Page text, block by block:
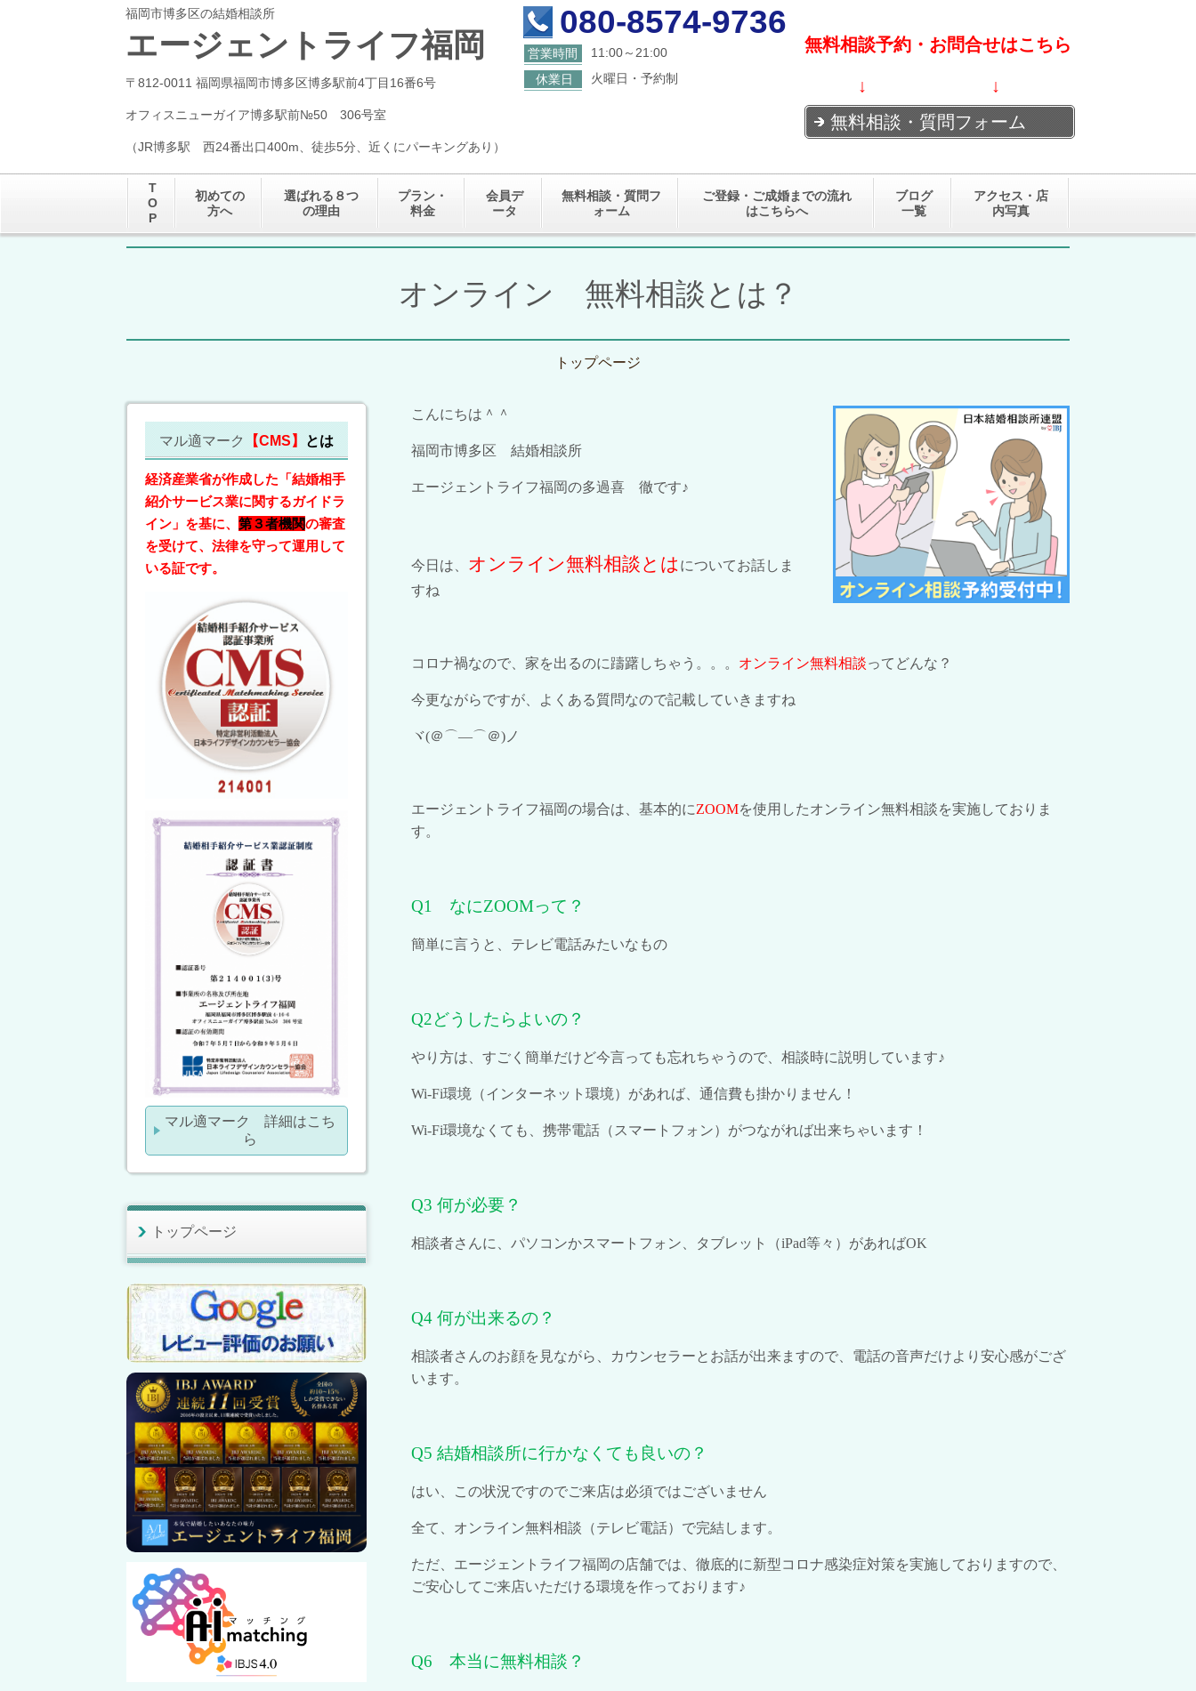
福岡市博多区の結婚相談所
エージェントライフ福岡
〒812-0011 福岡県福岡市博多区博多駅前4丁目16番6号
オフィスニューガイア博多駅前№50 306号室
（JR博多駅 西24番出口400m、徒歩5分、近くにパーキングあり）
080-8574-9736
営業時間
11:00～21:00
休業日
火曜日・予約制
無料相談予約・お問合せはこちら
↓ ↓
無料相談・質問フォーム
T
O
P
初めての
方へ
選ばれる８つ
の理由
プラン・
料金
会員デ
ータ
無料相談・質問フ
ォーム
ご登録・ご成婚までの流れ
はこちらへ
ブログ
一覧
アクセス・店
内写真
オンライン 無料相談とは？
トップページ
こんにちは＾＾
福岡市博多区 結婚相談所
エージェントライフ福岡の多過喜 徹です♪
今日は、 オンライン無料相談とはについてお話しま
すね
コロナ禍なので、家を出るのに躊躇しちゃう。。。 オンライン無料相談ってどんな？
今更ながらですが、よくある質問なので記載していきますね
ヾ(＠⌒―⌒＠) ノ
エージェントライフ福岡の場合は、基本的にZOOMを使用したオンライン無料相談を実施しておりま
す。
Q1 なにZOOMって？
簡単に言うと、テレビ電話みたいなもの
Q2どうしたらよいの？
やり方は、すごく簡単だけど今言っても忘れちゃうので、相談時に説明しています♪
Wi-Fi環境（インターネット環境）があれば、通信費も掛かりません！
Wi-Fi環境なくても、携帯電話（スマートフォン）がつながれば出来ちゃいます！
Q3 何が必要？
相談者さんに、パソコンかスマートフォン、タブレット（iPad等々）があればOK
Q4 何が出来るの？
相談者さんのお顔を見ながら、カウンセラーとお話が出来ますので、電話の音声だけより安心感がござ
います。
Q5 結婚相談所に行かなくても良いの？
はい、この状況ですのでご来店は必須ではございません
全て、オンライン無料相談（テレビ電話）で完結します。
ただ、エージェントライフ福岡の店舗では、徹底的に新型コロナ感染症対策を実施しておりますので、
ご安心してご来店いただける環境を作っております♪
Q6 本当に無料相談？
マル適マーク 【CMS】 とは
経済産業省が作成した「結婚相手
紹介サービス業に関するガイドラ
イン」を基に、 第３者機関の審査
を受けて、法律を守って運用して
いる証です。
マル適マーク 詳細はこち
ら
トップページ